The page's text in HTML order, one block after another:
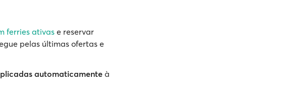
ferries ativas e reservar
pelas últimas ofertas e
automaticamente à